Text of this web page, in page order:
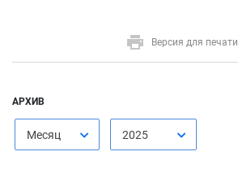
Версия для печати
АРХИВ
Месяц 2025